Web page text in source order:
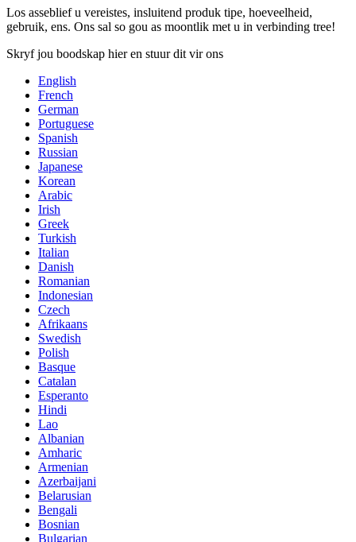
Los asseblief u vereistes, insluitend produk tipe, hoeveelheid,
gebruik, ens. Ons sal so gou as moontlik met u in verbinding tree!
Skryf jou boodskap hier en stuur dit vir ons
English
French
German
Portuguese
Spanish
Russian
Japanese
Korean
Arabic
Irish
Greek
Turkish
Italian
Danish
Romanian
Indonesian
Czech
Afrikaans
Swedish
Polish
Basque
Catalan
Esperanto
Hindi
Lao
Albanian
Amharic
Armenian
Azerbaijani
Belarusian
Bengali
Bosnian
Bulgarian